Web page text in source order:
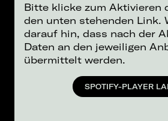
Bitte klicke zum Aktivieren
den unten stehenden Link.
darauf hin, dass nach der
Daten an den jeweiligen
übermittelt werden.
SPOTIFY-PLAYER